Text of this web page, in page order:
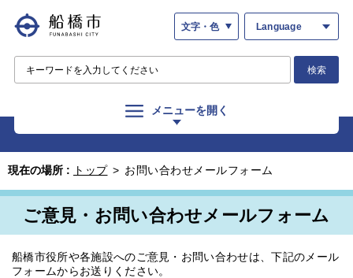
文字・色 Language
検索
メニューを開く
現在の場所 : トップ > お問い合わせメールフォーム
ご意見・お問い合わせメールフォーム
船橋市役所や各施設へのご意見・お問い合わせは、下記のメール
フォームからお送りください。